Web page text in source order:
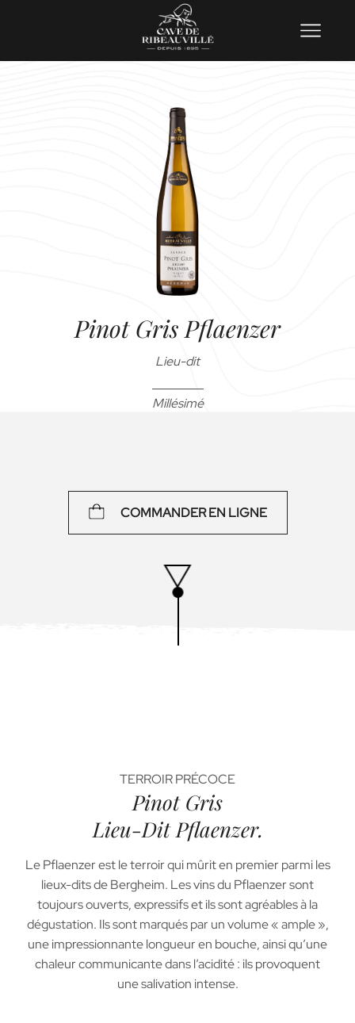
Pinot Gris Pflaenzer
Lieu-dit
Millésimé
COMMANDER EN LIGNE
TERROIR PRÉCOCE
Pinot Gris
Lieu-Dit Pflaenzer.
Le Pflaenzer est le terroir qui mûrit en premier parmi les
lieux-dits de Bergheim. Les vins du Pflaenzer sont
toujours ouverts, expressifs et ils sont agréables à la
dégustation. Ils sont marqués par un volume « ample »,
une impressionnante longueur en bouche, ainsi qu’une
chaleur communicante dans l’acidité : ils provoquent
une salivation intense.